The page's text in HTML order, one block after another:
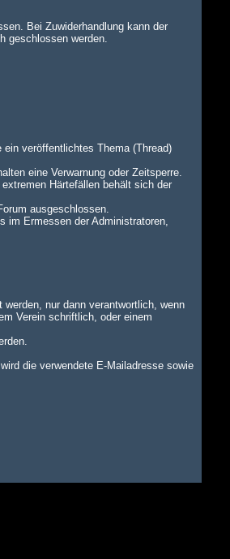
Bei Zuwiderhandlung kann der
geschlossen werden.
veröffentlichtes Thema (Thread)
eine Verwarnung oder Zeitsperre.
Härtefällen behält sich der
ausgeschlossen.
im Ermessen der Administratoren,
nur dann verantwortlich, wenn
Verein schriftlich, oder einem
die verwendete E-Mailadresse sowie